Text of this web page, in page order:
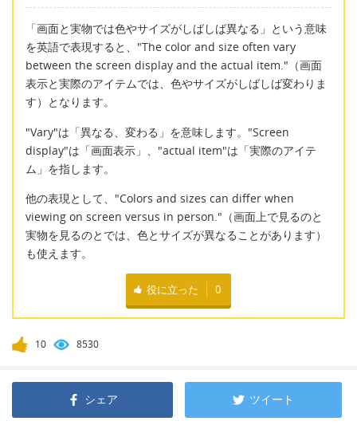
「画面と実物では色やサイズがしばしば異なる」という意味
を英語で表現すると、"The color and size often vary
between the screen display and the actual item."（画面
表示と実際のアイテムでは、色やサイズがしばしば変わりま
す）となります。
"Vary"は「異なる、変わる」を意味します。"Screen
display"は「画面表示」、"actual item"は「実際のアイテ
ム」を指します。
他の表現として、"Colors and sizes can differ when
viewing on screen versus in person."（画面上で見るのと
実物を見るのとでは、色とサイズが異なることがあります）
も使えます。
役に立った 0
10 8530
シェア ツイート